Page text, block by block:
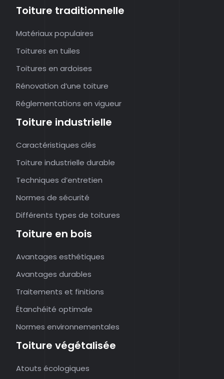
Toiture traditionnelle
Matériaux populaires
Toitures en tuiles
Toitures en ardoises
Rénovation d’une toiture
Réglementations en vigueur
Toiture industrielle
Caractéristiques clés
Toiture industrielle durable
Techniques d’entretien
Normes de sécurité
Différents types de toitures
Toiture en bois
Avantages esthétiques
Avantages durables
Traitements et finitions
Étanchéité optimale
Normes environnementales
Toiture végétalisée
Atouts écologiques